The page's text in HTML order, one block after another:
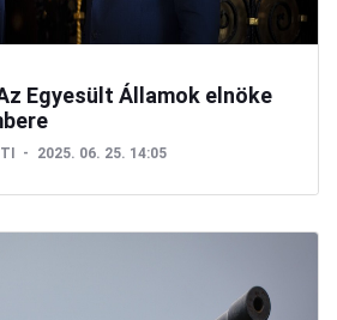
Egyesült Államok elnöke
2025. 06. 25. 14:05